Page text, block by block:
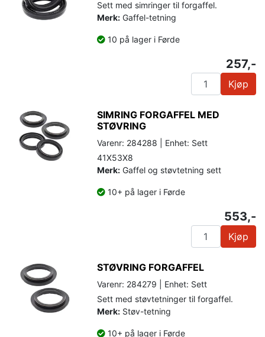
Sett med simringer til forgaffel.
Merk: Gaffel-tetning
10 på lager i Førde
257,-
Kjøp
SIMRING FORGAFFEL MED
STØVRING
Varenr: 284288 | Enhet: Sett
41X53X8
Merk: Gaffel og støvtetning sett
10+ på lager i Førde
553,-
Kjøp
STØVRING FORGAFFEL
Varenr: 284279 | Enhet: Sett
Sett med støvtetninger til forgaffel.
Merk: Støv-tetning
10+ på lager i Førde